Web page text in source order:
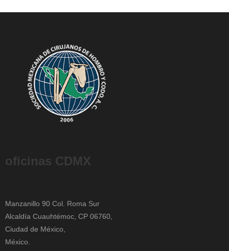
oficinas CDMX
Manzanillo 90 Col. Roma Sur
Alcaldía Cuauhtémoc, CP 06760,
Ciudad de México,
México.